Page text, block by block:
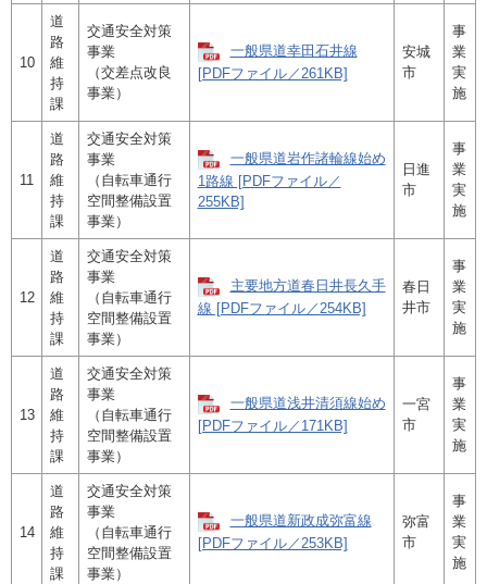
10
道
路
維
持
課
交通安全対策
事業
（交差点改良
事業）
一般県道幸田石井線
[PDFファイル／261KB]
安城
市
事
業
実
施
11
道
路
維
持
課
交通安全対策
事業
（自転車通行
空間整備設置
事業）
一般県道岩作諸輪線始め
1路線 [PDFファイル／
255KB]
日進
市
事
業
実
施
12
道
路
維
持
課
交通安全対策
事業
（自転車通行
空間整備設置
事業）
主要地方道春日井長久手
線 [PDFファイル／254KB]
春日
井市
事
業
実
施
13
道
路
維
持
課
交通安全対策
事業
（自転車通行
空間整備設置
事業）
一般県道浅井清須線始め
[PDFファイル／171KB]
一宮
市
事
業
実
施
14
道
路
維
持
課
交通安全対策
事業
（自転車通行
空間整備設置
事業）
一般県道新政成弥富線
[PDFファイル／253KB]
弥富
市
事
業
実
施